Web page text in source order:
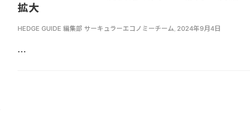
拡大
HEDGE GUIDE 編集部 サーキュラーエコノミーチーム 2024年9月4日
...